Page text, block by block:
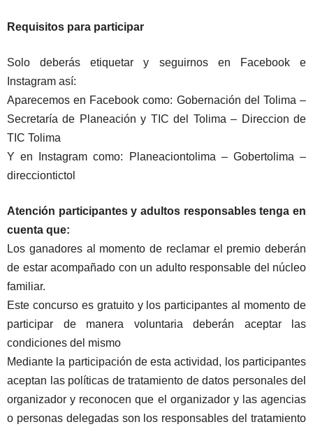
Requisitos para participar
Solo deberás etiquetar y seguirnos en Facebook e
Instagram así:
Aparecemos en Facebook como: Gobernación del Tolima –
Secretaría de Planeación y TIC del Tolima – Direccion de
TIC Tolima
Y en Instagram como: Planeaciontolima – Gobertolima –
direcciontictol
Atención participantes y adultos responsables tenga en
cuenta que:
Los ganadores al momento de reclamar el premio deberán
de estar acompañado con un adulto responsable del núcleo
familiar.
Este concurso es gratuito y los participantes al momento de
participar de manera voluntaria deberán aceptar las
condiciones del mismo
Mediante la participación de esta actividad, los participantes
aceptan las políticas de tratamiento de datos personales del
organizador y reconocen que el organizador y las agencias
o personas delegadas son los responsables del tratamiento